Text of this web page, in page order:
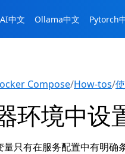
中文 Ollama中文 Pytorch
Compose/How-tos/
环境中设
量只有在服务配置中有明